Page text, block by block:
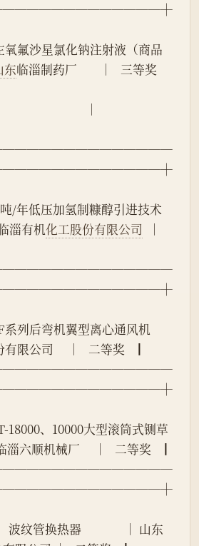
氟沙星氯化钠注射液（商品
东临淄制药厂        │   三等奖
│
/年低压加氢制糠醇引进技术
淄有机化工股份有限公司
  │
列后弯机翼型离心通风机
有限公司     │   二等奖   ┃
18000、10000大型滚筒式铡草
淄六顺机械厂     │   二等奖   ┃
波纹管换热器               │ 山东